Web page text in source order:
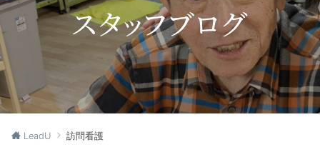
LeadU 訪問看護